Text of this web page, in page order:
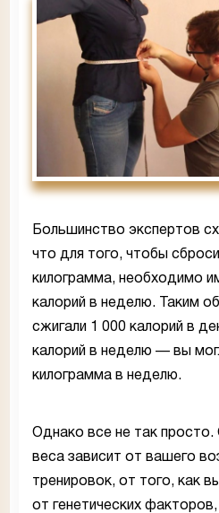
Большинство экспертов
что для того, чтобы
килограмма, необходимо
калорий в неделю. Таким
сжигали 1 000 калорий в
калорий в неделю — вы
килограмма в неделю.
Однако все не так просто.
веса зависит от вашего
тренировок, от того, как
от генетических